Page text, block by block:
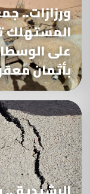
ورزازات..
المستهلك
على
بأثمان